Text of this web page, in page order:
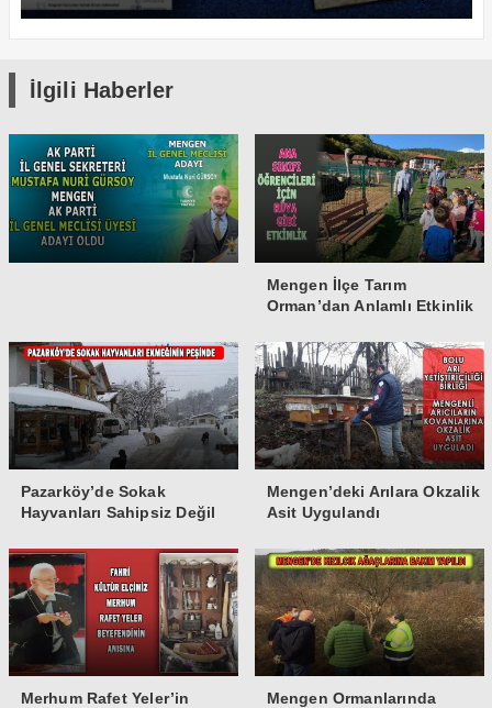
İlgili Haberler
Mengen İlçe Tarım
Orman’dan Anlamlı Etkinlik
Pazarköy’de Sokak
Hayvanları Sahipsiz Değil
Mengen’deki Arılara Okzalik
Asit Uygulandı
Merhum Rafet Yeler’in
Mengen Ormanlarında